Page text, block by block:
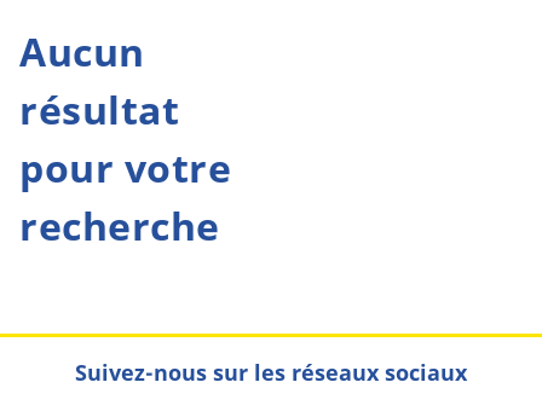
Aucun
résultat
pour votre
recherche
Suivez-nous sur les réseaux sociaux